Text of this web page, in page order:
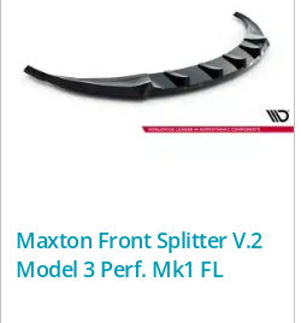
Maxton Front Splitter V.2
Model 3 Perf. Mk1 FL